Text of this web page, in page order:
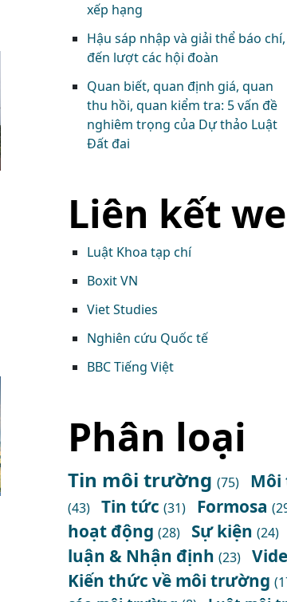
xếp hạng
Hậu sáp nhập và giải thể báo chí,
đến lượt các hội đoàn
Quan biết, quan định giá, quan
thu hồi, quan kiểm tra: 5 vấn đề
nghiêm trọng của Dự thảo Luật
Đất đai
Liên kết
Luật Khoa tạp chí
Boxit VN
Viet Studies
Nghiên cứu Quốc tế
BBC Tiếng Việt
Phân loại
Tin môi trường (75)
(43) Tin tức (31) Formosa
hoạt động (28) Sự kiện (24)
luận & Nhận định (23)
Kiến thức về môi trường